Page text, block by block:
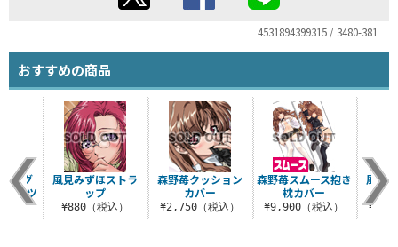
4531894399315 / 3480-381
おすすめの商品
森野苺クッション
カバー
¥2,750（税込）
森野苺スムース抱き
枕カバー
¥9,900（税込）
風見
ョ
ルグ
シャツ
込）
風見みずほストラ
ップ
¥880（税込）